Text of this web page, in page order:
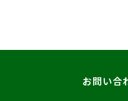
メデ
お問い合